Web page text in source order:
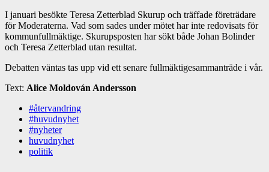
I januari besökte Teresa Zetterblad Skurup och träffade företrädare
för Moderaterna. Vad som sades under mötet har inte redovisats för
kommunfullmäktige. Skurupsposten har sökt både Johan Bolinder
och Teresa Zetterblad utan resultat.
Debatten väntas tas upp vid ett senare fullmäktigesammanträde i vår.
Text: Alice Moldován Andersson
#återvandring
#huvudnyhet
#nyheter
huvudnyhet
politik